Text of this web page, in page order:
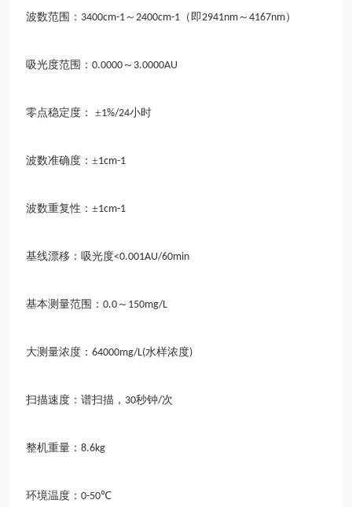
波数范围： 3400cm-1 ～ 2400cm-1 （即2941nm ～4167nm）
吸光度范围：0.0000 ～ 3.0000AU
零点稳定度： ±1%/24小时
波数准确度：±1cm-1
波数重复性：±1cm-1
基线漂移：吸光度<0.001AU/60min
基本测量范围：0.0 ～ 150mg/L
大测量浓度：64000mg/L(水样浓度)
扫描速度：谱扫描， 30秒钟/次
整机重量：8.6kg
环境温度：0-50℃